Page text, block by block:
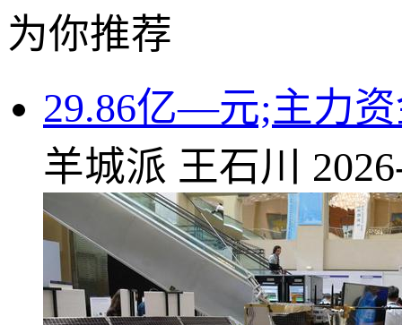
为你推荐
29.86亿—元;主力
羊城派 王石川